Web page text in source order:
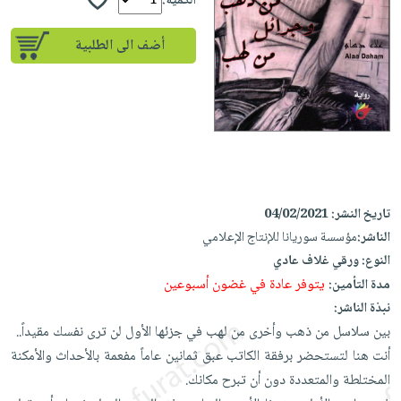
إختياراتنا
كتب
أكاديمية
صندوق
القراءة
iKitab
بلا
حدود
أسئلة
يتكرر
iKitab
على
Android
تحميل
iKitab
على
Apple
أسئلة
يتكرر
طرحها
تحميل
masmu3
على
masmu3
على
Apple
المواضيع
الأكثر
مبيعاً
إختياراتنا
وسائل
القراءة
جوائز
تعليمية
الصحة
والعناية
الشخصية
جديد
أجهزة
العناية
الشخصية
العناية
وتصفيف
الشعر
العناية
بالجسم
المطبخ
والسفرة
الكل
أواني
الطهي
أدوات
متجر
الهدايا
أقسام
أضف الى الطلبية
تاريخ النشر:04/02/2021
الناشر:مؤسسة سوريانا للإنتاج الإعلامي
النوع:ورقي غلاف عادي
مدة التأمين:يتوفر عادة في غضون أسبوعين
نبذة الناشر:
بين سلاسل من ذهب وأخرى من لهب في جزئها الأول لن ترى نفسك مقيداً..
أنت هنا لتستحضر برفقة الكاتب عبق ثمانين عاماً مفعمة بالأحداث والأمكنة
المختلطة والمتعددة دون أن تبرح مكانك.